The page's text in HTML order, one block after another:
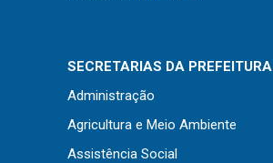
SECRETARIAS DA PREFEITURA
Administração
Agricultura e Meio Ambiente
Assistência Social